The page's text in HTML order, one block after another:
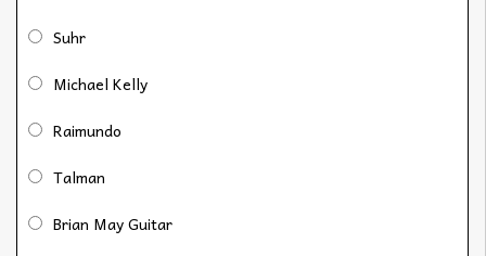
Suhr
Michael Kelly
Raimundo
Talman
Brian May Guitar